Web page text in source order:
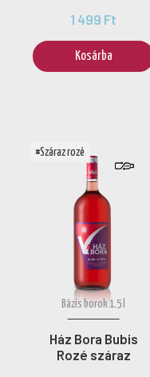
1 499 Ft
Kosárba
Bázis borok 1.5 l
Ház Bora Bubis
Rozé száraz
#Száraz rozé